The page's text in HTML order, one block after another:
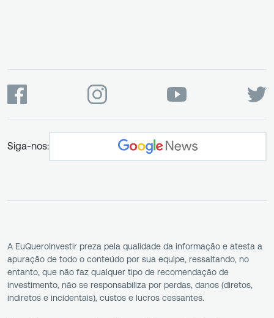
Siga-nos:
A EuQueroInvestir preza pela qualidade da informação e atesta a
apuração de todo o conteúdo por sua equipe, ressaltando, no
entanto, que não faz qualquer tipo de recomendação de
investimento, não se responsabiliza por perdas, danos (diretos,
indiretos e incidentais), custos e lucros cessantes.